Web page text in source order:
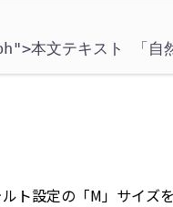
">本文テキスト 「自
ト設定の「M」サイズを